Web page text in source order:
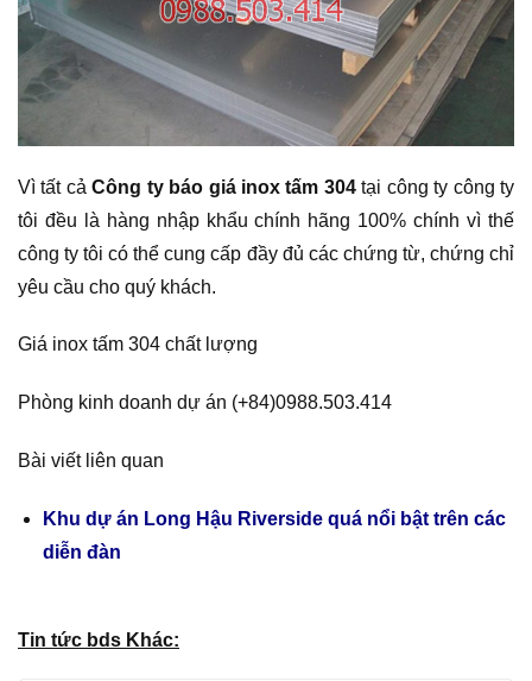
Vì tất cảCông ty báo giá inox tấm 304tại công ty công ty
tôi đều là hàng nhập khẩu chính hãng 100% chính vì thế
công ty tôi có thể cung cấp đầy đủ các chứng từ, chứng chỉ
yêu cầu cho quý khách.
Giá inox tấm 304 chất lượng
Phòng kinh doanh dự án (+84)0988.503.414
Bài viết liên quan
Khu dự án Long Hậu Riverside quá nổi bật trên các
diễn đàn
Tin tức bds Khác: